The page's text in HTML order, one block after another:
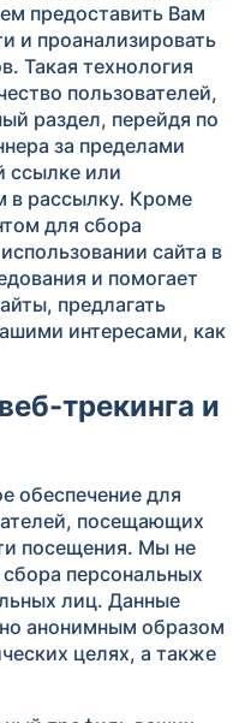
предоставить Вам
и проанализировать
Такая технология
пользователей,
раздел, перейдя по
за пределами
ссылке или
в рассылку. Кроме
для сбора
сайта в
и помогает
предлагать
интересами, как
трекинга и
обеспечение для
посещающих
посещения. Мы не
персональных
лиц. Данные
анонимным образом
целях, а также